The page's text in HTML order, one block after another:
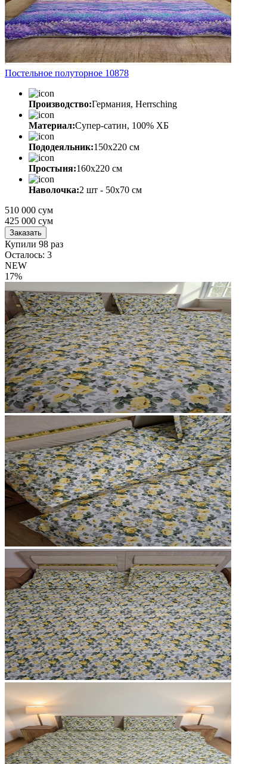
Постельное полуторное 10878
Производство:Германия, Herrsching
Материал:Супер-сатин, 100% ХБ
Пододеяльник:150х220 см
Простыня:160х220 см
Наволочка:2 шт - 50x70 см
510 000 сум
425 000 сум
Заказать
Купили 98 раз
Осталось: 3
NEW
17%